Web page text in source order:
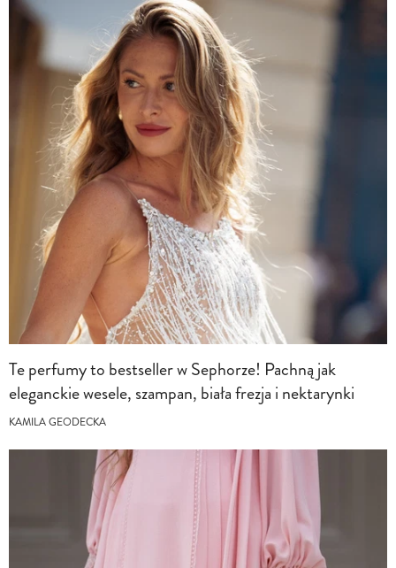
Te perfumy to bestseller w Sephorze! Pachną jak
eleganckie wesele, szampan, biała frezja i nektarynki
KAMILA GEODECKA